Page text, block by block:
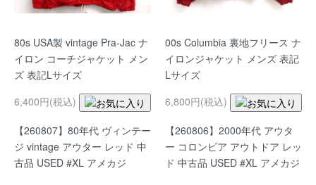
80s USA製 vintage Pra-Jac ナ
イロン コーチジャケット メン
ズ 表記Lサイズ
6,400円(税込)
【260807】80年代 ヴィンテー
ジ vintage アウター レッド 中
古品 USED #XL アメカジ
00s Columbia 裏地フリース ナ
イロンジャケット メンズ 表記
Lサイズ
6,800円(税込)
【260806】2000年代 アウタ
ー コロンビア アウトドア レッ
ド 中古品 USED #XL アメカジ